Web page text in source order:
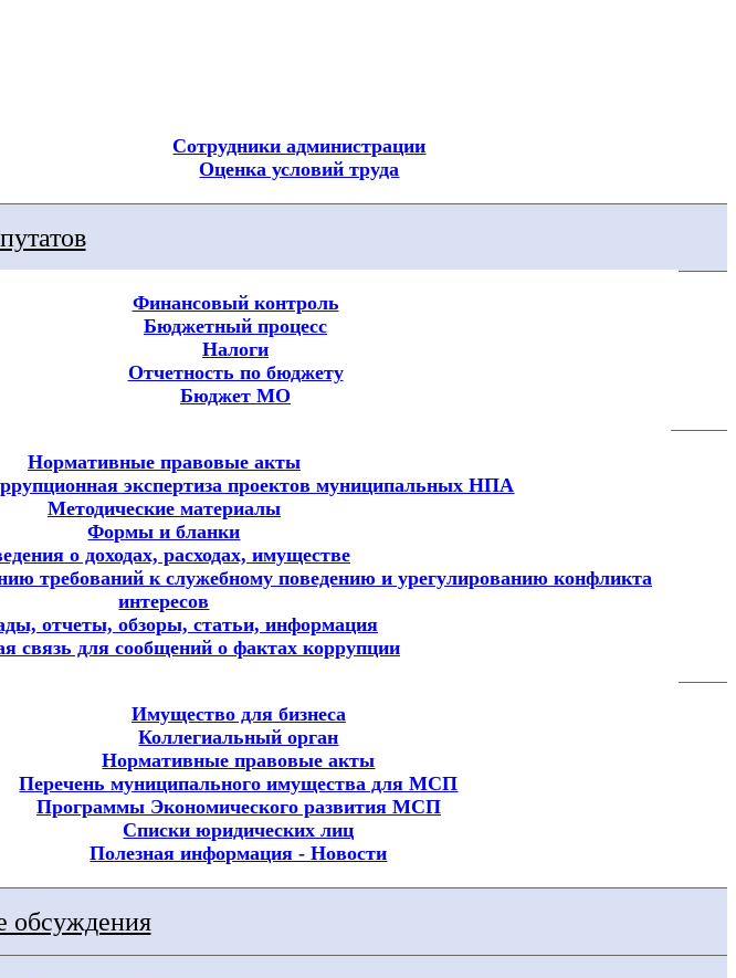
Сотрудники администрации
Оценка условий труда
Финансовый контроль
Бюджетный процесс
Налоги
Отчетность по бюджету
Бюджет МО
Нормативные правовые акты
экспертиза проектов муниципальных НПА
Методические материалы
Формы и бланки
о доходах, расходах, имуществе
требований к служебному поведению и урегулированию конфликта
интересов
отчеты, обзоры, статьи, информация
связь для сообщений о фактах коррупции
Имущество для бизнеса
Коллегиальный орган
Нормативные правовые акты
Перечень муниципального имущества для МСП
Программы Экономического развития МСП
Списки юридических лиц
Полезная информация - Новости
обсуждения